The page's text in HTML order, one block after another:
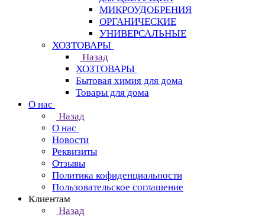
МИКРОУДОБРЕНИЯ
ОРГАНИЧЕСКИЕ
УНИВЕРСАЛЬНЫЕ
ХОЗТОВАРЫ
Назад
ХОЗТОВАРЫ
Бытовая химия для дома
Товары для дома
О нас
Назад
О нас
Новости
Реквизиты
Отзывы
Политика кофиденциальности
Пользовательское соглашение
Клиентам
Назад